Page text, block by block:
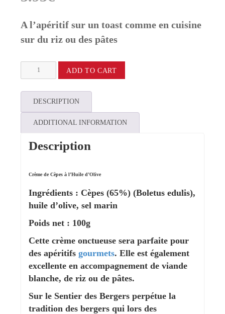
A l’apéritif sur un toast comme en cuisine
sur du riz ou des pâtes
à
l'Huile
ADD TO CART
DESCRIPTION
ADDITIONAL INFORMATION
Description
Crème de Cèpes à l’Huile d’Olive
Ingrédients : Cèpes (65%) (Boletus edulis),
huile d’olive, sel marin
Poids net : 100g
Cette crème onctueuse sera parfaite pour
des apéritifsgourmets. Elle est également
excellente en accompagnement de viande
blanche, de riz ou de pâtes.
Sur le Sentier des Bergers perpétue la
tradition des bergers qui lors des